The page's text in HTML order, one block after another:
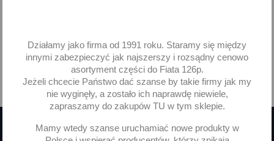
Pokazano 1-1 z 1 pozycji
Powrót do góry
Działamy jako firma od 1991 roku. Staramy się między
innymi zabezpieczyć jak najszerszy i rozsądny cenowo
asortyment części do Fiata 126p.
Jeżeli chcecie Państwo dać szanse by takie firmy jak my
nie wyginęły, a zostało ich naprawdę niewiele,
zapraszamy do zakupów TU w tym sklepie.
Mamy wtedy szanse uruchamiać nowe produkty w